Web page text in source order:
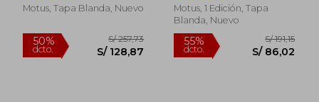
Motus, Tapa Blanda, Nuevo
Motus, 1 Edición, Tapa
Blanda, Nuevo